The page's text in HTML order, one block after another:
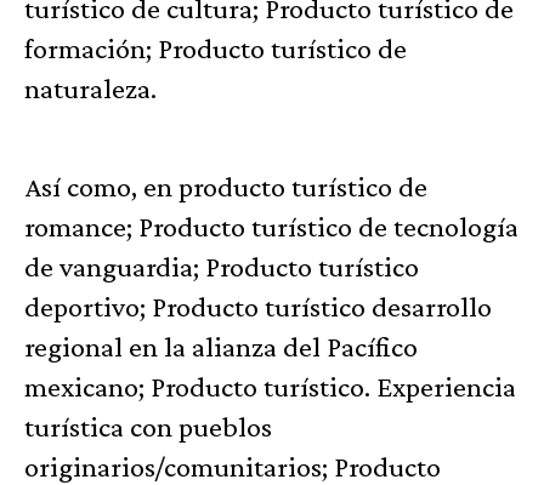
turístico de cultura; Producto turístico de
formación; Producto turístico de
naturaleza.
Así como, en producto turístico de
romance; Producto turístico de tecnología
de vanguardia; Producto turístico
deportivo; Producto turístico desarrollo
regional en la alianza del Pacífico
mexicano; Producto turístico. Experiencia
turística con pueblos
originarios/comunitarios; Producto